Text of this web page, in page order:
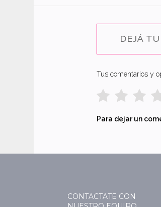
DEJÁ
Tus comentarios y
Para dejar un
CONTACTATE CON